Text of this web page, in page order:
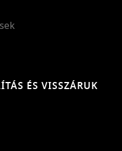
ÉS VISSZÁRUK